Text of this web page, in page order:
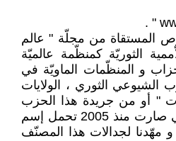
المستقاة من مجلّة " عالم
الثوريّة كمنظّمة عالميّة
أهمّ الأحزاب و المنظّمات الماويّة في
الشيوعي الثوري ، الولايات
" أو من جريدة هذا الحزب
عينه " العامل الثوري " التي صارت منذ 2005 تحمل إسم
. و مهّدنا لجدالات هذا المصنّف